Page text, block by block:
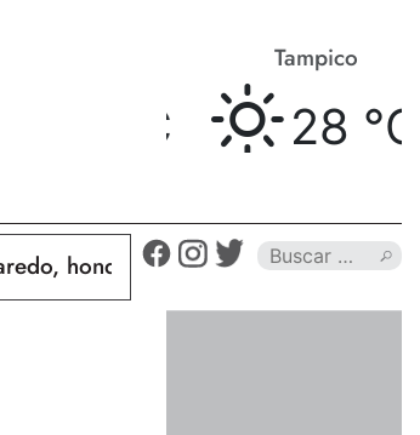
Tampico
28 ° C
hondureño muere calcinado